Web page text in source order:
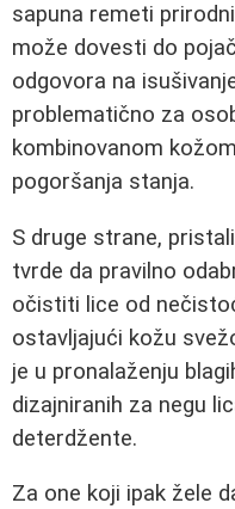
sapuna remeti
može dovesti do
odgovora na
problematično za
kombinovanom
pogoršanja stanja.
S druge strane,
tvrde da pravilno
očistiti lice od
ostavljajući kožu
je u pronalaženju
dizajniranih za negu
deterdžente.
Za one koji ipak žele